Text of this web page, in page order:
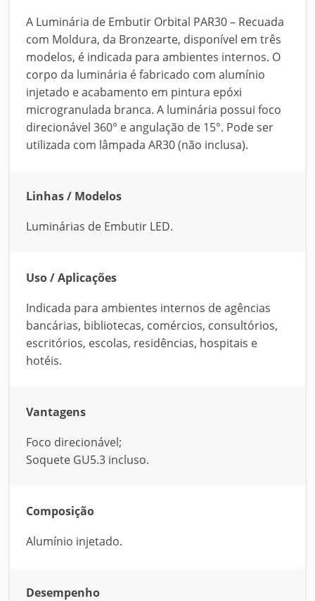
A Luminária de Embutir Orbital PAR30 – Recuada
com Moldura, da Bronzearte, disponível em três
modelos, é indicada para ambientes internos. O
corpo da luminária é fabricado com alumínio
injetado e acabamento em pintura epóxi
microgranulada branca. A luminária possui foco
direcionável 360° e angulação de 15°. Pode ser
utilizada com lâmpada AR30 (não inclusa).
Linhas / Modelos
Luminárias de Embutir LED.
Uso / Aplicações
Indicada para ambientes internos de agências
bancárias, bibliotecas, comércios, consultórios,
escritórios, escolas, residências, hospitais e
hotéis.
Vantagens
Foco direcionável;
Soquete GU5.3 incluso.
Composição
Alumínio injetado.
Desempenho